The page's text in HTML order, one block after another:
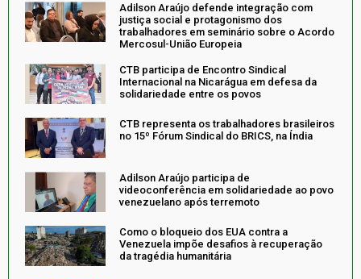
Adilson Araújo defende integração com
justiça social e protagonismo dos
trabalhadores em seminário sobre o Acordo
Mercosul-União Europeia
CTB participa de Encontro Sindical
Internacional na Nicarágua em defesa da
solidariedade entre os povos
CTB representa os trabalhadores brasileiros
no 15º Fórum Sindical do BRICS, na Índia
Adilson Araújo participa de
videoconferência em solidariedade ao povo
venezuelano após terremoto
Como o bloqueio dos EUA contra a
Venezuela impõe desafios à recuperação
da tragédia humanitária